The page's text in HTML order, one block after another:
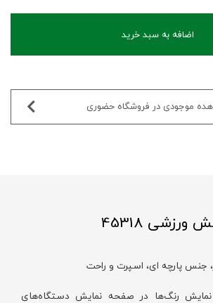
اضافه به سبد خرید
موجودی در فروشگاه حضوری‌
45318
جنس پارچه ای، اسپرت و راحت
نمایش رنگ‌ها در صفحه نمایش دستگاه‌های